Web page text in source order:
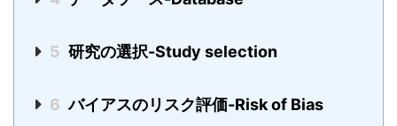
5 研究の選択-Study selection
6 バイアスのリスク評価-Risk of Bias